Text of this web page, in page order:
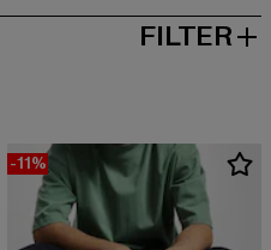
FILTER
-11%